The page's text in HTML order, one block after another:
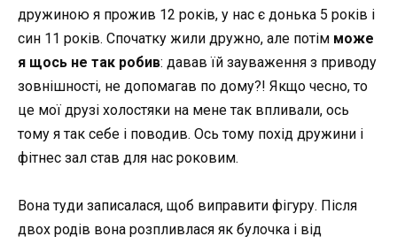
дружиною я прожив 12 років, у нас є донька 5 років і
син 11 років. Спочатку жили дружно, але потім може
я щось не так робив: давав їй зауваження з приводу
зовнішності, не допомагав по дому?! Якщо чесно, то
це мої друзі холостяки на мене так впливали, ось
тому я так себе і поводив. Ось тому похід дружини і
фітнес зал став для нас роковим.
Вона туди записалася, щоб виправити фігуру. Після
двох родів вона розпливлася як булочка і від